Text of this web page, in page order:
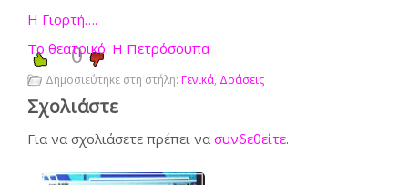
Η Γιορτή….
Το θεατρικό: Η Πετρόσουπα
0
Δημοσιεύτηκε στη στήλη: Γενικά, Δράσεις
Σχολιάστε
Για να σχολιάσετε πρέπει να συνδεθείτε.